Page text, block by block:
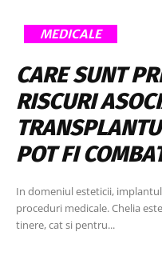
MEDICALE
CARE SUNT
RISCURI
POT FI
In domeniul esteticii,
proceduri medicale. Chelia
tinere, cat si pentru...